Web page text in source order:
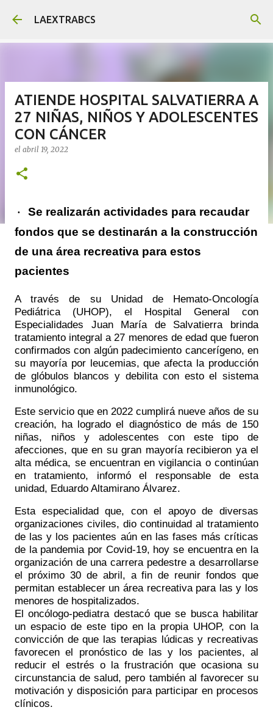
Ir al contenido principal
LAEXTRABCS
ATIENDE HOSPITAL SALVATIERRA A
27 NIÑAS, NIÑOS Y ADOLESCENTES
CON CÁNCER
el abril 19, 2022
·
Se realizarán actividades para recaudar
fondos que se destinarán a la construcción
de una área recreativa para estos
pacientes
A través de su Unidad de Hemato-Oncología
Pediátrica (UHOP), el Hospital General con
Especialidades Juan María de Salvatierra brinda
tratamiento integral a 27 menores de edad que fueron
confirmados con algún padecimiento cancerígeno, en
su mayoría por leucemias, que afecta la producción
de glóbulos blancos y debilita con esto el sistema
inmunológico.
Este servicio que en 2022 cumplirá nueve años de su
creación, ha logrado el diagnóstico de más de 150
niñas, niños y adolescentes con este tipo de
afecciones, que en su gran mayoría recibieron ya el
alta médica, se encuentran en vigilancia o continúan
en tratamiento, informó el responsable de esta
unidad, Eduardo Altamirano Álvarez.
Esta especialidad que, con el apoyo de diversas
organizaciones civiles, dio continuidad al tratamiento
de las y los pacientes aún en las fases más críticas
de la pandemia por Covid-19, hoy se encuentra en la
organización de una carrera pedestre a desarrollarse
el próximo 30 de abril, a fin de reunir fondos que
permitan establecer un área recreativa para las y los
menores de hospitalizados.
El oncólogo-pediatra destacó que se busca habilitar
un espacio de este tipo en la propia UHOP, con la
convicción de que las terapias lúdicas y recreativas
favorecen el pronóstico de las y los pacientes, al
reducir el estrés o la frustración que ocasiona su
circunstancia de salud, pero también al favorecer su
motivación y disposición para participar en procesos
clínicos.